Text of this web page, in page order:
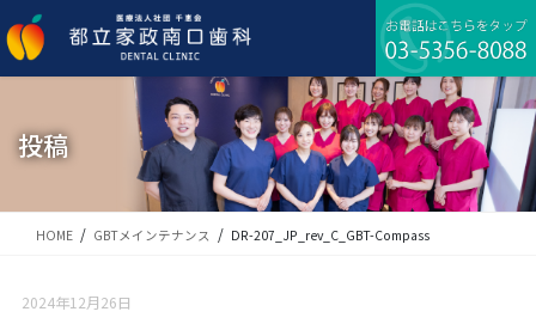
ン
テ
ビ
ゲ
移
投稿
HOME GBTメインテナンス DR-207_JP_rev_C_GBT-Compass
2024年12月26日